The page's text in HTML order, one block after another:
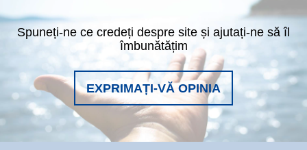
Spuneți-ne ce credeți despre site și ajutați-ne să îl
îmbunătățim
EXPRIMAȚI-VĂ OPINIA